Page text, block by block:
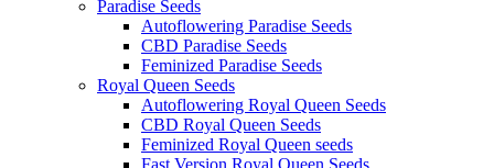
Paradise Seeds
Autoflowering Paradise Seeds
CBD Paradise Seeds
Feminized Paradise Seeds
Royal Queen Seeds
Autoflowering Royal Queen Seeds
CBD Royal Queen Seeds
Feminized Royal Queen seeds
Fast Version Royal Queen Seeds